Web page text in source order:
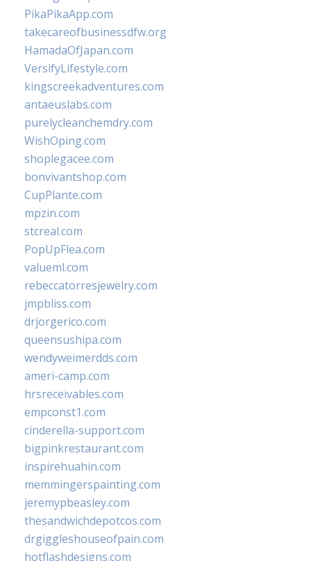
PikaPikaApp.com
takecareofbusinessdfw.org
HamadaOfJapan.com
VersifyLifestyle.com
kingscreekadventures.com
antaeuslabs.com
purelycleanchemdry.com
WishOping.com
shoplegacee.com
bonvivantshop.com
CupPlante.com
mpzin.com
stcreal.com
PopUpFlea.com
valueml.com
rebeccatorresjewelry.com
jmpbliss.com
drjorgerico.com
queensushipa.com
wendyweimerdds.com
ameri-camp.com
hrsreceivables.com
empconst1.com
cinderella-support.com
bigpinkrestaurant.com
inspirehuahin.com
memmingerspainting.com
jeremypbeasley.com
thesandwichdepotcos.com
drgiggleshouseofpain.com
hotflashdesigns.com